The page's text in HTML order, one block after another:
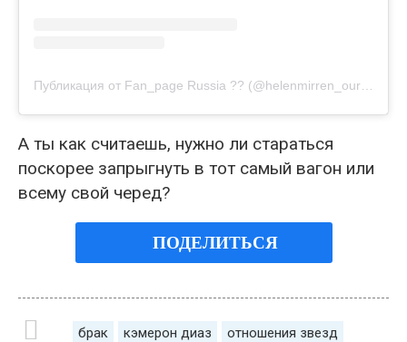
А ты как считаешь, нужно ли стараться
поскорее запрыгнуть в тот самый вагон или
всему свой черед?
ПОДЕЛИТЬСЯ
брак кэмерон диаз отношения звезд